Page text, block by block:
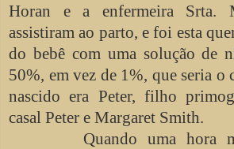
Horan e a enfermeira Srta.
assistiram ao parto, e foi esta
do bebê com uma solução de
50%, em vez de 1%, que seria o
nascido era Peter, filho
casal Peter e Margaret Smith.
Quando uma hora